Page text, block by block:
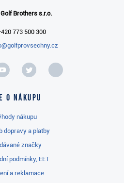
Brothers s.r.o.
773 500 300
o nákupu
nákupu
dopravy a platby
značky
podmínky, EET
a reklamace